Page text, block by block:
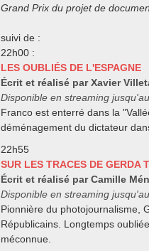
Grand Prix du projet de
suivi de :
22h00 :
LES OUBLIÉS DE L'ESPAGNE
Écrit et réalisé par Xavier
Disponible en streaming
Franco est enterré dans la
déménagement du dictateur
22h55
SUR LES TRACES DE GERDA
Écrit et réalisé par Camille
Disponible en streaming
Pionnière du photojournalisme,
Républicains. Longtemps
méconnue.